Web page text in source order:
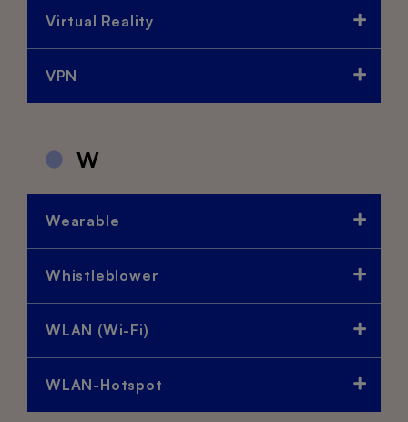
Virtual Reality
VPN
W
Wearable
Whistleblower
WLAN (Wi-Fi)
WLAN-Hotspot